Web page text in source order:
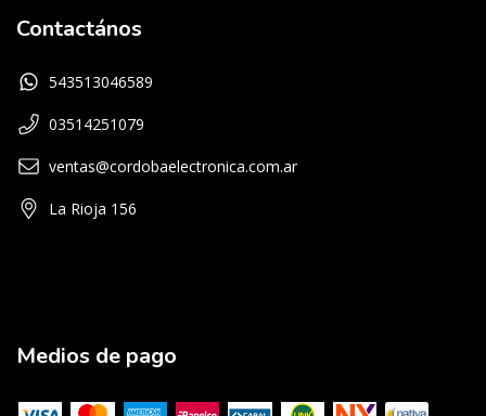
Contactános
543513046589
03514251079
ventas@cordobaelectronica.com.ar
La Rioja 156
Medios de pago